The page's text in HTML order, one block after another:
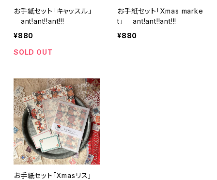
お手紙セット「キャッスル」
ant!ant!!ant!!!
¥880
SOLD OUT
お手紙セット「Xmas marke
t」 ant!ant!!ant!!!
¥880
お手紙セット「Xmasリス」